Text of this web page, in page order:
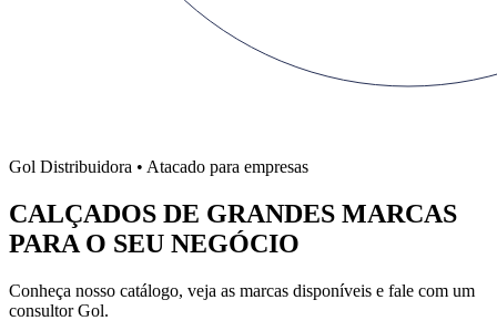
Gol Distribuidora • Atacado para empresas
CALÇADOS DE GRANDES MARCAS
PARA O SEU NEGÓCIO
Conheça nosso catálogo, veja as marcas disponíveis e fale com um
consultor Gol.